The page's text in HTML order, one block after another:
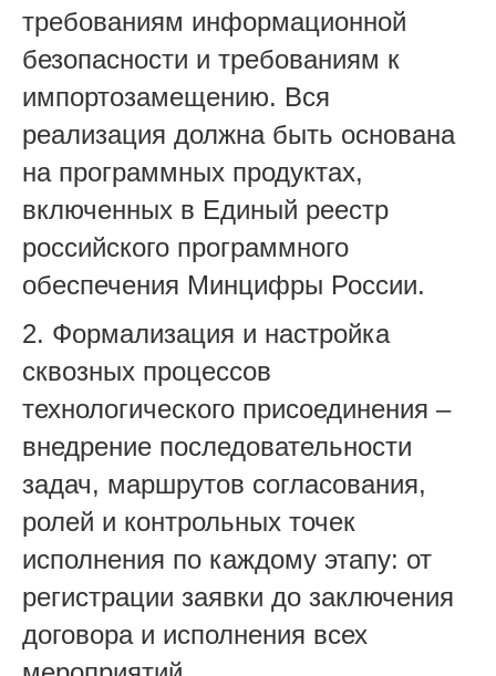
требованиям информационной
безопасности и требованиям к
импортозамещению. Вся
реализация должна быть основана
на программных продуктах,
включенных в Единый реестр
российского программного
обеспечения Минцифры России.
2. Формализация и настройка
сквозных процессов
технологического присоединения –
внедрение последовательности
задач, маршрутов согласования,
ролей и контрольных точек
исполнения по каждому этапу: от
регистрации заявки до заключения
договора и исполнения всех